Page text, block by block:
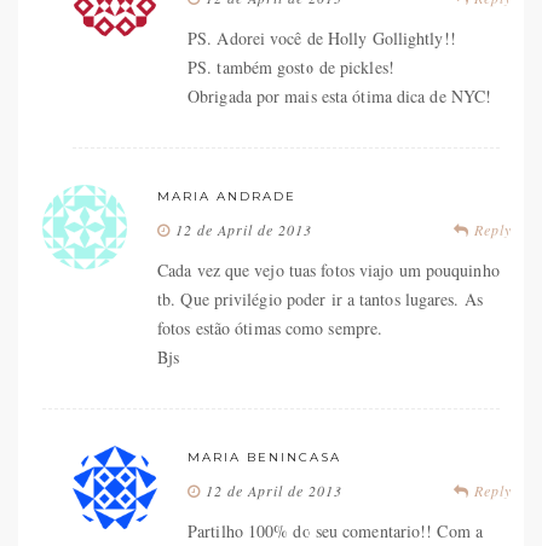
PS. Adorei você de Holly Gollightly!!
PS. também gosto de pickles!
Obrigada por mais esta ótima dica de NYC!
MARIA ANDRADE
Reply
12 de April de 2013
Cada vez que vejo tuas fotos viajo um pouquinho
tb. Que privilégio poder ir a tantos lugares. As
fotos estão ótimas como sempre.
Bjs
MARIA BENINCASA
Reply
12 de April de 2013
Partilho 100% do seu comentario!! Com a